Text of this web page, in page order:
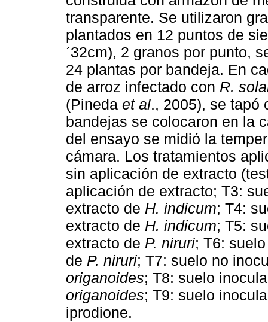
transparente. Se utilizaron
plantados en 12 puntos de
´32cm), 2 granos por punto,
24 plantas por bandeja. En
de arroz infectado con R.
(Pineda et al., 2005), se tapó
bandejas se colocaron en la
del ensayo se midió la
cámara. Los tratamientos
sin aplicación de extracto
aplicación de extracto; T3:
extracto de H. indicum; T4:
extracto de H. indicum; T5:
extracto de P. niruri; T6:
de P. niruri; T7: suelo no
origanoides; T8: suelo
origanoides; T9: suelo
iprodione.